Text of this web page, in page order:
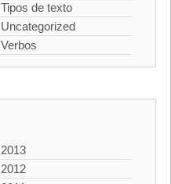
Tipos de texto
Uncategorized
Verbos
2013
2012